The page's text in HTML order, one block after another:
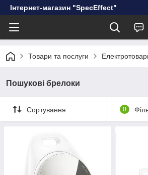
Інтернет-магазин "SpecEffect"
Товари та послуги
Пошукові брелоки
Сортування 0